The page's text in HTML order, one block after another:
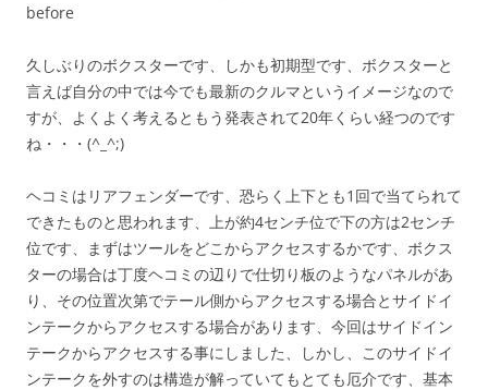
before
久しぶりのボクスターです、しかも初期型です、ボクスターと
言えば自分の中では今でも最新のクルマというイメージなので
すが、よくよく考えるともう発表されて20年くらい経つのです
ね・・・(^_^;)
ヘコミはリアフェンダーです、恐らく上下とも1回で当てられて
できたものと思われます、上が約4センチ位で下の方は2センチ
位です、まずはツールをどこからアクセスするかです、ボクス
ターの場合は丁度ヘコミの辺りで仕切り板のようなパネルがあ
り、その位置次第でテール側からアクセスする場合とサイドイ
ンテークからアクセスする場合があります、今回はサイドイン
テークからアクセスする事にしました、しかし、このサイドイ
ンテークを外すのは構造が解っていてもとても厄介です、基本